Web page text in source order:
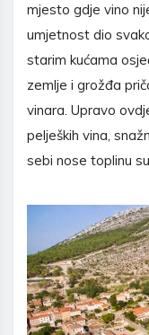
mjesto gdje vino
umjetnost dio
starim kućama
zemlje i grožđa
vinara. Upravo
peljeških vina,
sebi nose toplinu